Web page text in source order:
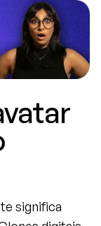
significa